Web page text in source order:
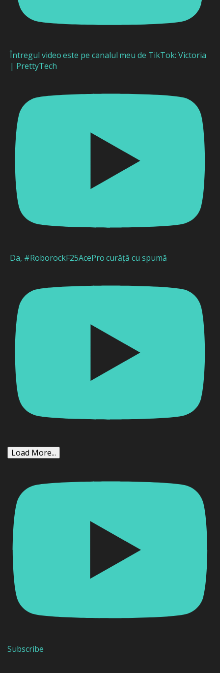
Întregul video este pe canalul meu de TikTok: Victoria
| PrettyTech
Da, #RoborockF25AcePro curăță cu spumă
Load More...
Subscribe